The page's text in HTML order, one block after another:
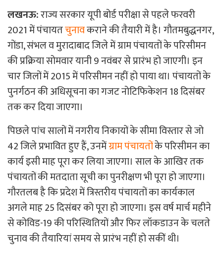
लखनऊ:राज्य सरकार यूपी बोर्ड परीक्षा से पहले फरवरी
2021 में पंचायतचुनावकराने की तैयारी में है। गौतमबुद्धनगर,
गोंडा, संभल व मुरादाबाद जिले में ग्राम पंचायतों के परिसीमन
की प्रक्रिया सोमवार यानी 9 नवंबर से प्रारंभ हो जाएगी। इन
चार जिलों में 2015 में परिसीमन नहीं हो पाया था। पंचायतों के
पुनर्गठन की अधिसूचना का गजट नोटिफिकेशन 18 दिसंबर
तक कर दिया जाएगा।
पिछले पांच सालों में नगरीय निकायों के सीमा विस्तार से जो
42 जिले प्रभावित हुए हैं, उनमेंग्राम पंचायतोंके परिसीमन का
कार्य इसी माह पूरा कर लिया जाएगा। साल के आखिर तक
पंचायतों की मतदाता सूची का पुनरीक्षण भी पूरा हो जाएगा।
गौरतलब है कि प्रदेश में त्रिस्तरीय पंचायतों का कार्यकाल
अगले माह 25 दिसंबर को पूरा हो जाएगा। इस वर्ष मार्च महीने
से कोविड-19 की परिस्थितियों और फिर लॉकडाउन के चलते
चुनाव की तैयारियां समय से प्रारंभ नहीं हो सकीं थी।